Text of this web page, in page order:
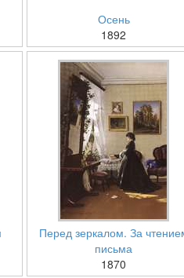
Осень
1892
Перед зеркалом. За
письма
1870